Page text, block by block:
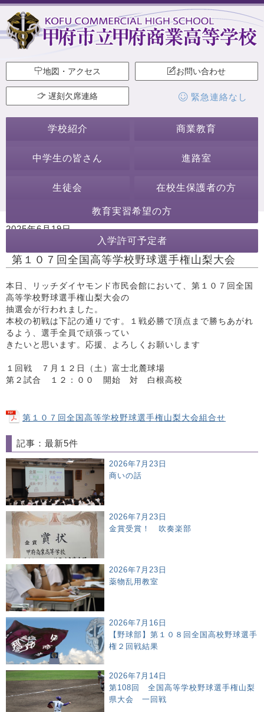
地図・アクセス お問い合わせ
遅刻欠席連絡 緊急連絡なし
学校紹介 商業教育
中学生の皆さん 進路室
生徒会 在校生保護者の方
教育実習希望の方
入学許可予定者
2025年6月19日
生徒会・部活動 野球部
第１０７回全国高等学校野球選手権山梨大会
本日、リッチダイヤモンド市民会館において、第１０７回全国
高等学校野球選手権山梨大会の
抽選会が行われました。
本校の初戦は下記の通りです。１戦必勝で頂点まで勝ちあがれ
るよう、選手全員で頑張ってい
きたいと思います。応援、よろしくお願いします
１回戦 ７月１２日（土）富士北麓球場
第２試合 １２：００ 開始 対 白根高校
第１０７回全国高等学校野球選手権山梨大会組合せ
記事：最新5件
2026年7月23日
商いの話
2026年7月23日
金賞受賞！ 吹奏楽部
2026年7月23日
薬物乱用教室
2026年7月16日
【野球部】第１０８回全国高校野球選手
権２回戦結果
2026年7月14日
第108回 全国高等学校野球選手権山梨
県大会 一回戦